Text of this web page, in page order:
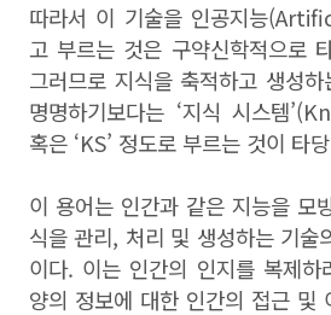
따라서 이 기술을 인공지능
고 부르는 것은 구약신학적으로
그러므로 지식을 축적하고 생성하
명명하기보다는 ‘지식 시스템
혹은 ‘KS’ 정도로 부르는 것이 타
이 용어는 인간과 같은 지능을 모
식을 관리, 처리 및 생성하는 기술
이다. 이는 인간의 인지를 복제하
양의 정보에 대한 인간의 접근 및